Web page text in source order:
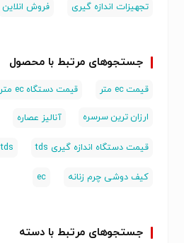
تجهیزات اندازه گیری فروش انلاین
جستجوهای مرتبط با محصول
قیمت ec متر قیمت دستگاه ec متر
ارزان ترین سرسره آنالیز عصاره
قیمت دستگاه اندازه گیری tds tds با ec
کیف دوشی چرم زنانه ec
جستجوهای مرتبط با دسته